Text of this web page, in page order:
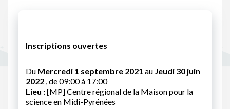
Inscriptions ouvertes
Du Mercredi 1 septembre 2021 au Jeudi 30 juin
2022 , de 09:00 à 17:00
Lieu :[MP] Centre régional de la Maison pour la
science en Midi-Pyrénées